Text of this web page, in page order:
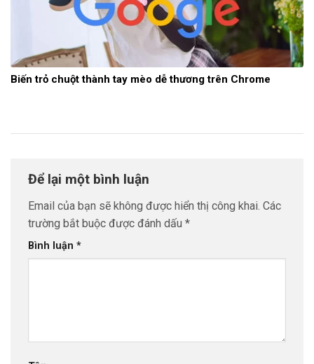
Biến trỏ chuột thành tay mèo dễ thương trên Chrome
Để lại một bình luận
Email của bạn sẽ không được hiển thị công khai. Các
trường bắt buộc được đánh dấu *
Bình luận *